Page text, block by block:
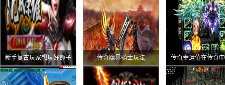
新手复古玩家想玩好狮子
吼？这些方法得记牢
传奇魔界骑士玩法 传奇幸运值在传奇